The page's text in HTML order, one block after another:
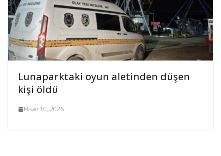
Lunaparktaki oyun aletinden düşen
kişi öldü
Nisan 10, 2026